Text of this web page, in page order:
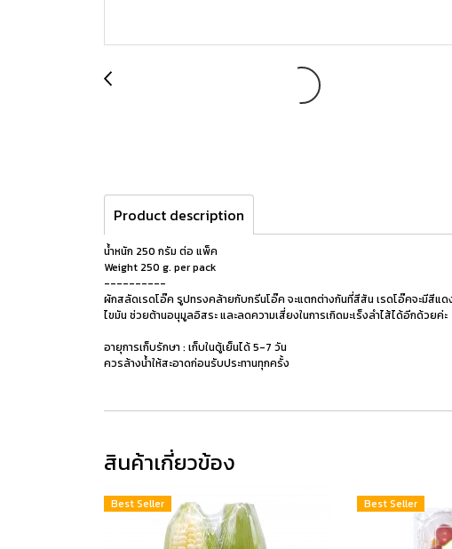
Product description
น้ำหนัก 250 กรัม ต่อ แพ็ค
Weight 250 g. per pack
----------
ผักสลัดเรดโอ๊ค รูปทรงคล้ายกับกรีนโอ๊ค จะแตกต่างกันที่สีสัน เรดโอ๊คจะมีสีแด
ไขมัน ช่วยต้านอนุมูลอิสระ และลดความเสี่ยงในการเกิดมะเร็งลำไส้ได้อีกด้วยค่ะ
อายุการเก็บรักษา : เก็บในตู้เย็นได้ 5-7 วัน
ควรล้างน้ำให้สะอาดก่อนรับประทานทุกครั้ง
สินค้าเกี่ยวข้อง
Best Seller Best Seller